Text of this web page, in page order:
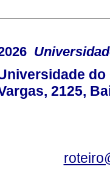
do
2125,